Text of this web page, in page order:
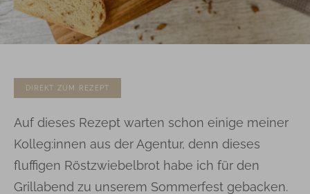
DIREKT ZUM REZEPT
Auf dieses Rezept warten schon einige meiner
Kolleg:innen aus der Agentur, denn dieses
fluffigen Röstzwiebelbrot habe ich für den
Grillabend zu unserem Sommerfest gebacken.